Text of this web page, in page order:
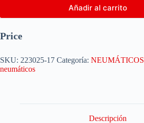
Añadir al carrito
Price
SKU: 223025-17 Categoría: NEUMÁTICOS
neumáticos
Descripción